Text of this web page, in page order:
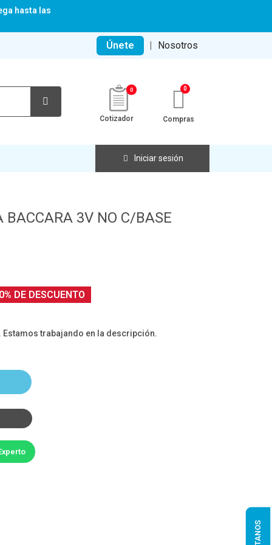
hasta las
Únete | Nosotros
0
Cotizador Compras
Iniciar sesión
BACCARA 3V NO C/BASE
DE DESCUENTO
trabajando en la descripción.